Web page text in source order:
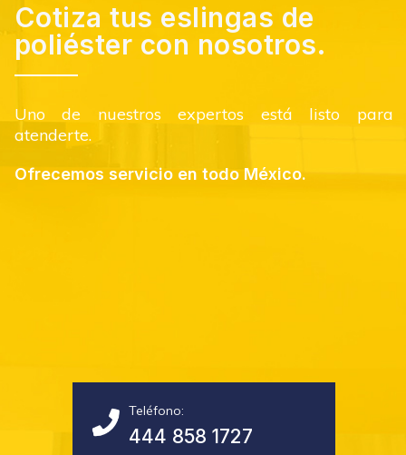
Cotiza tus eslingas de
poliéster con nosotros.
Uno de nuestros expertos está listo para
atenderte.
Ofrecemos servicio en todo México.
Teléfono:
444 858 1727